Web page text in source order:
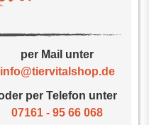
per Mail unter
info@tiervitalshop.de
per Telefon unter
07161 - 95 66 068